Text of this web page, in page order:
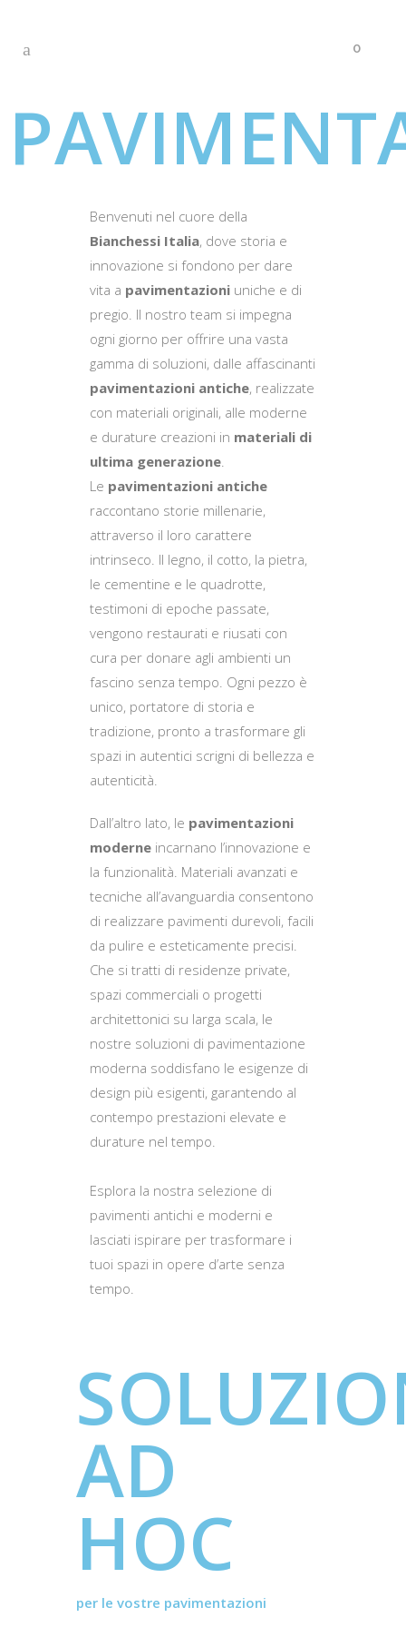
0
Benvenuti nel cuore della
Bianchessi Italia, dove storia e
innovazione si fondono per dare
vita a pavimentazioni uniche e di
pregio. Il nostro team si impegna
ogni giorno per offrire una vasta
gamma di soluzioni, dalle affascinanti
pavimentazioni antiche, realizzate
con materiali originali, alle moderne
e durature creazioni in materiali di
ultima generazione.
Le pavimentazioni antiche
raccontano storie millenarie,
attraverso il loro carattere
intrinseco. Il legno, il cotto, la pietra,
le cementine e le quadrotte,
testimoni di epoche passate,
vengono restaurati e riusati con
cura per donare agli ambienti un
fascino senza tempo. Ogni pezzo è
unico, portatore di storia e
tradizione, pronto a trasformare gli
spazi in autentici scrigni di bellezza e
autenticità.
Dall’altro lato, le pavimentazioni
moderne incarnano l’innovazione e
la funzionalità. Materiali avanzati e
tecniche all’avanguardia consentono
di realizzare pavimenti durevoli, facili
da pulire e esteticamente precisi.
Che si tratti di residenze private,
spazi commerciali o progetti
architettonici su larga scala, le
nostre soluzioni di pavimentazione
moderna soddisfano le esigenze di
design più esigenti, garantendo al
contempo prestazioni elevate e
durature nel tempo.
Esplora la nostra selezione di
pavimenti antichi e moderni e
lasciati ispirare per trasformare i
tuoi spazi in opere d’arte senza
tempo.
AD
HOC
per le vostre pavimentazioni